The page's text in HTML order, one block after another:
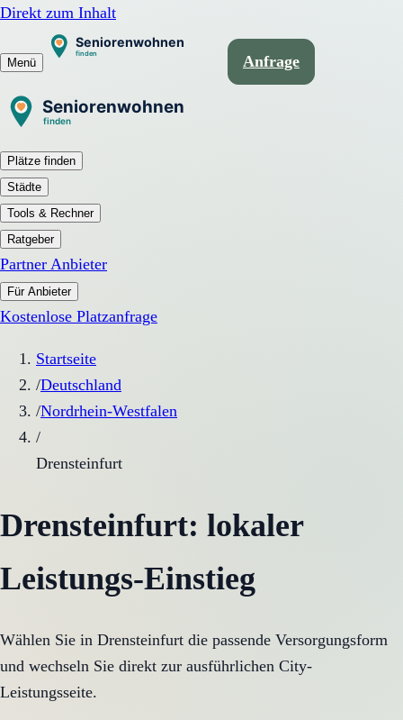
Direkt zum Inhalt
Menü Anfrage
Plätze finden
Städte
Tools & Rechner
Ratgeber
Partner Anbieter
Für Anbieter
Kostenlose Platzanfrage
Startseite
/Deutschland
/Nordrhein-Westfalen
/
Drensteinfurt
Drensteinfurt: lokaler
Leistungs-Einstieg
Wählen Sie in Drensteinfurt die passende Versorgungsform
und wechseln Sie direkt zur ausführlichen City-
Leistungsseite.